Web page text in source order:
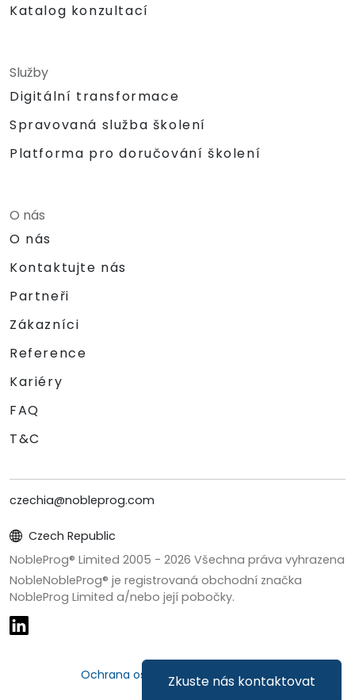
Zkuste nás kontaktovat
Katalog konzultací
Služby
Digitální transformace
Spravovaná služba školení
Platforma pro doručování školení
O nás
O nás
Kontaktujte nás
Partneři
Zákazníci
Reference
Kariéry
FAQ
T&C
czechia@nobleprog.com
Czech Republic
NobleProg® Limited 2005 - 2026 Všechna práva vyhrazena
NobleNobleProg® je registrovaná obchodní značka
NobleProg Limited a/nebo její pobočky.
Ochrana osobních údajů a cookies